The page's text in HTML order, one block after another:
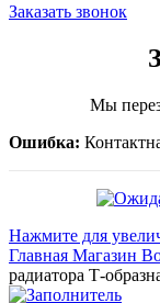
Заказать звонок
Мы
Ошибка:
Нажмите для
Главная Магазин
радиатора Т-